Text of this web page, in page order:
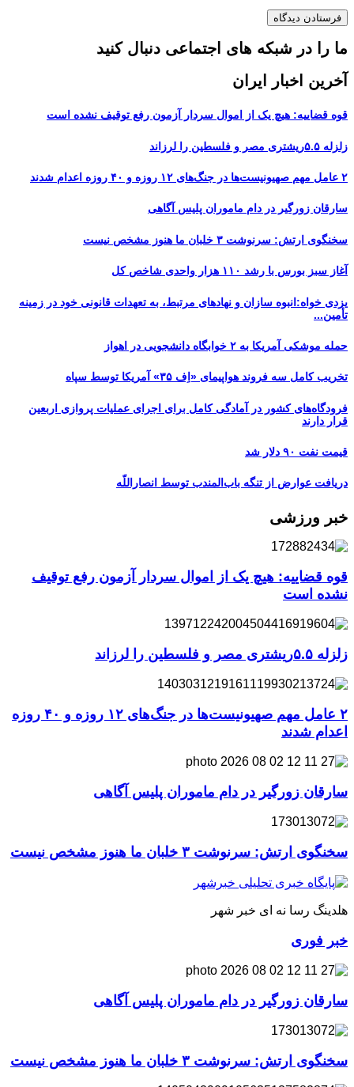
ما را در شبکه های اجتماعی دنبال کنید
آخرین اخبار ایران
قوه قضاییه: هیچ یک از اموال سردار آزمون رفع توقیف نشده است
زلزله ۵.۵ریشتری مصر و فلسطین را لرزاند
۲ عامل مهم صهیونیست‌ها در جنگ‌های ۱۲ روزه و ۴۰ روزه اعدام شدند
سارقان زورگیر در دام ماموران پلیس آگاهی
سخنگوی ارتش: سرنوشت ۳ خلبان ما هنوز مشخص نیست
آغاز سبز بورس با رشد ۱۱۰ هزار واحدی شاخص کل
یزدی خواه:انبوه سازان و نهادهای مرتبط، به تعهدات قانونی خود در زمینه
تأمین...
حمله موشکی آمریکا به ۲ خوابگاه دانشجویی در اهواز
تخریب کامل سه فروند هواپیمای «اِف ۳۵» آمریکا توسط سپاه
فرودگاه‌های کشور در آمادگی کامل برای اجرای عملیات پروازی اربعین
قرار دارند
قیمت نفت ۹۰ دلار شد
دریافت عوارض از تنگه باب‌المندب توسط انصاراللّه
خبر ورزشی
قوه قضاییه: هیچ یک از اموال سردار آزمون رفع توقیف
نشده است
زلزله ۵.۵ریشتری مصر و فلسطین را لرزاند
۲ عامل مهم صهیونیست‌ها در جنگ‌های ۱۲ روزه و ۴۰ روزه
اعدام شدند
سارقان زورگیر در دام ماموران پلیس آگاهی
سخنگوی ارتش: سرنوشت ۳ خلبان ما هنوز مشخص نیست
هلدینگ رسا نه ای خبر شهر
خبر فوری
سارقان زورگیر در دام ماموران پلیس آگاهی
سخنگوی ارتش: سرنوشت ۳ خلبان ما هنوز مشخص نیست